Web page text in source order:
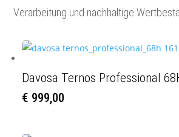
Verarbeitung und nachhaltige
Davosa Ternos Professional
€ 999,00